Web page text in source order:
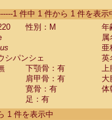
Saguinus labiatus(0)
Saguinus leucopus (0)
Saguinus nigricollis (0)
Saguinus oedipus
Saguinus weddelli
Saguinusspp.
Aotus trivirgatus
Cebus albifrons
1 件中 1 件から 1 件を表示
性別：M
年
属
亜
シパンシェ
英
下顎骨：有 上
肩甲骨：有 大
寛骨：有
体
足：有
1 件を表示中